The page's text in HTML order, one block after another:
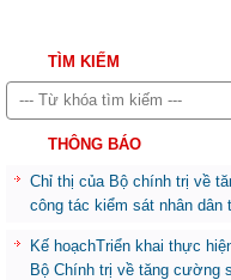
TÌM KIẾM
THÔNG BÁO
Chỉ thị của Bộ chính trị về
công tác kiểm sát nhân dân
Kế hoạchTriển khai thực
Bộ Chính trị về tăng cường